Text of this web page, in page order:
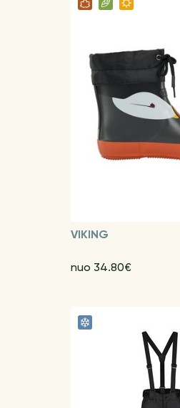
VIKING
nuo 34.80€